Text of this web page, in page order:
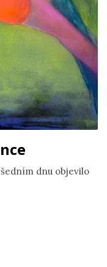
dnu objevilo